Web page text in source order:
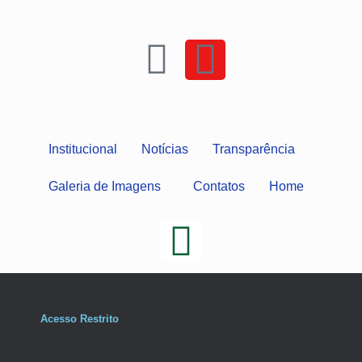
Institucional Notícias Transparência
Galeria de Imagens Contatos Home
Acesso Restrito